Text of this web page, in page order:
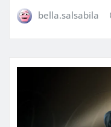
bella.salsabila